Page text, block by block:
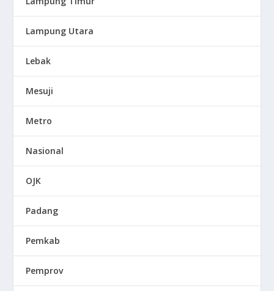
Lampung Utara
Lebak
Mesuji
Metro
Nasional
OJK
Padang
Pemkab
Pemprov